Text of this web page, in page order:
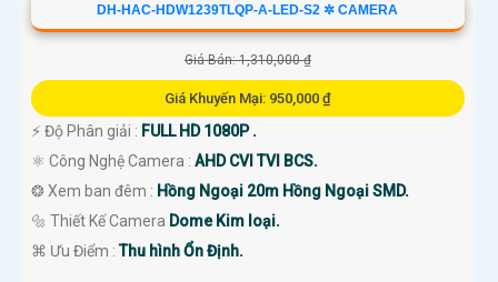
DH-HAC-HDW1239TLQP-A-LED-S2 ✲ CAMERA
Giá Bán: 1,310,000 ₫
Giá Khuyến Mại: 950,000 ₫
️⚡ Độ Phân giải : FULL HD 1080P .
⚛️ Công Nghệ Camera : AHD CVI TVI BCS.
❂ Xem ban đêm : Hồng Ngoại 20m Hồng Ngoại SMD.
🔩 Thiết Kế Camera Dome Kim loại.
️⌘ Ưu Điểm :Thu hình Ổn Định.